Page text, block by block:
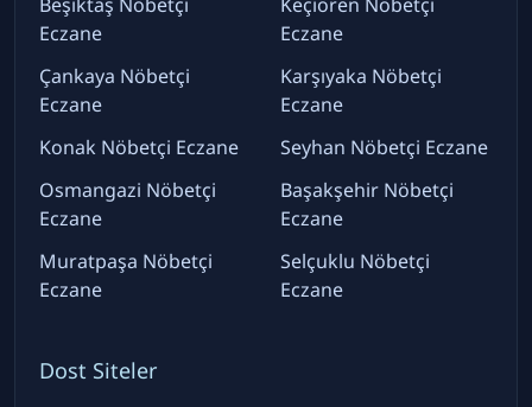
Eczane
Çankaya Nöbetçi
Eczane
Konak Nöbetçi Eczane
Osmangazi Nöbetçi
Eczane
Muratpaşa Nöbetçi
Eczane
Eczane
Karşıyaka Nöbetçi
Eczane
Seyhan Nöbetçi Eczane
Başakşehir Nöbetçi
Eczane
Selçuklu Nöbetçi
Eczane
Dost Siteler